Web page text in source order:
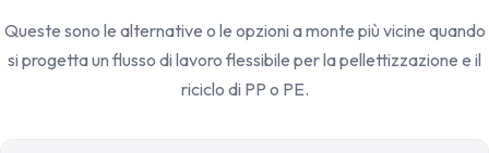
Queste sono le alternative o le opzioni a monte più vicine quando
si progetta un flusso di lavoro flessibile per la pellettizzazione e il
riciclo di PP o PE.